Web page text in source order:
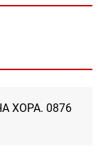
ХОРА. 0876